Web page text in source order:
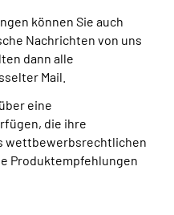
können Sie auch
Nachrichten von uns
dann alle
Mail.
eine
die ihre
wettbewerbsrechtlichen
Produktempfehlungen